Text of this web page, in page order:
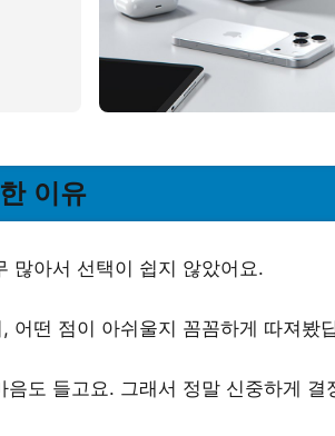
이유
많아서 선택이 쉽지 않았어요.
어떤 점이 아쉬울지 꼼꼼하게 따져봤
도 들고요. 그래서 정말 신중하게 결